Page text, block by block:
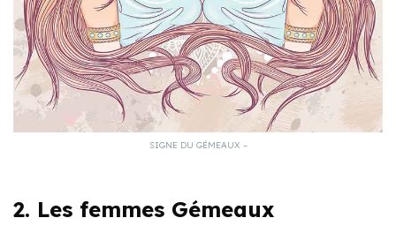
SIGNE DU GÉMEAUX –
2. Les femmes Gémeaux